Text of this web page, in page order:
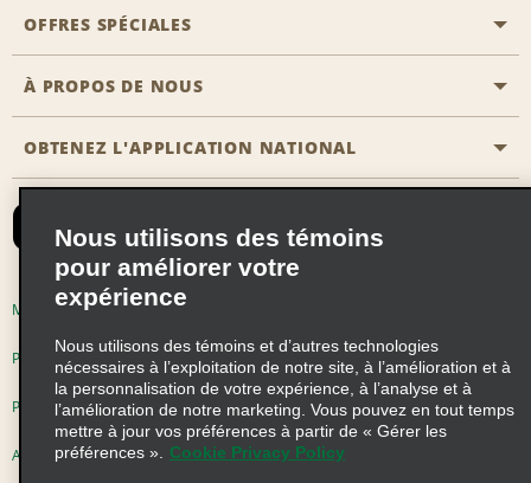
Emplacements Emerald Aisle
Agents de voyage
Réserver un véhicule pour quelqu'un d'autre
Emerald Club se connecter
Emerald Club S'inscrire
Emerald Club Avantages
Emerald Club Services
Clients ayant un handicap
Nous contacter
FAQ
OFFRES SPÉCIALES
Toutes les offres
Abonnement aux courriels
À PROPOS DE NOUS
Histoire de l’entreprise
Responsabilité sociale
Occasions de franchise mondiales
Perspectives de carrière
OBTENEZ L'APPLICATION NATIONAL
Modalités d'utilisation
Politique sur les fichiers témoins
Pluriannuel d'accessibilité Choix de confidentialité
AdChoices
Nous utilisons des témoins
pour améliorer votre
expérience
Nous utilisons des témoins et d’autres technologies
nécessaires à l’exploitation de notre site, à l’amélioration et à
la personnalisation de votre expérience, à l’analyse et à
l’amélioration de notre marketing. Vous pouvez en tout temps
mettre à jour vos préférences à partir de « Gérer les
préférences ».
Cookie Privacy Policy